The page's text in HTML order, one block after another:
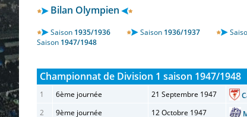
Bilan Olympien
Saison 1935/1936 Saison 1936/1937
Saison 1947/1948
Championnat de Division 1 saison 1947/1948
1 6ème journée 21 Septembre 1947
2
9ème journée 12 Octobre 1947